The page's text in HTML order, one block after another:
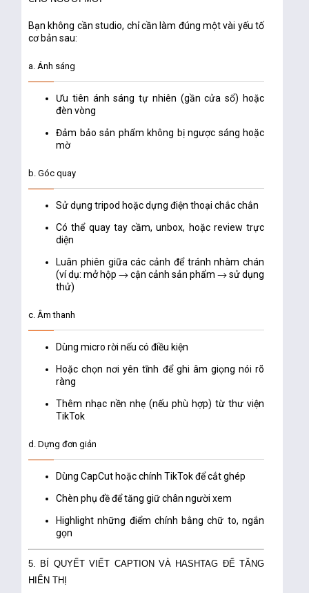
Bạn không cần studio, chỉ cần làm đúng một vài yếu tố
cơ bản sau:
a. Ánh sáng
Ưu tiên ánh sáng tự nhiên (gần cửa sổ) hoặc
đèn vòng
Đảm bảo sản phẩm không bị ngược sáng hoặc
mờ
b. Góc quay
Sử dụng tripod hoặc dựng điện thoại chắc chắn
Có thể quay tay cầm, unbox, hoặc review trực
diện
Luân phiên giữa các cảnh để tránh nhàm chán
(ví dụ: mở hộp → cận cảnh sản phẩm → sử dụng
thử)
c. Âm thanh
Dùng micro rời nếu có điều kiện
Hoặc chọn nơi yên tĩnh để ghi âm giọng nói rõ
ràng
Thêm nhạc nền nhẹ (nếu phù hợp) từ thư viện
TikTok
d. Dựng đơn giản
Dùng CapCut hoặc chính TikTok để cắt ghép
Chèn phụ đề để tăng giữ chân người xem
Highlight những điểm chính bằng chữ to, ngắn
gọn
5. BÍ QUYẾT VIẾT CAPTION VÀ HASHTAG ĐỂ TĂNG
HIỂN THỊ